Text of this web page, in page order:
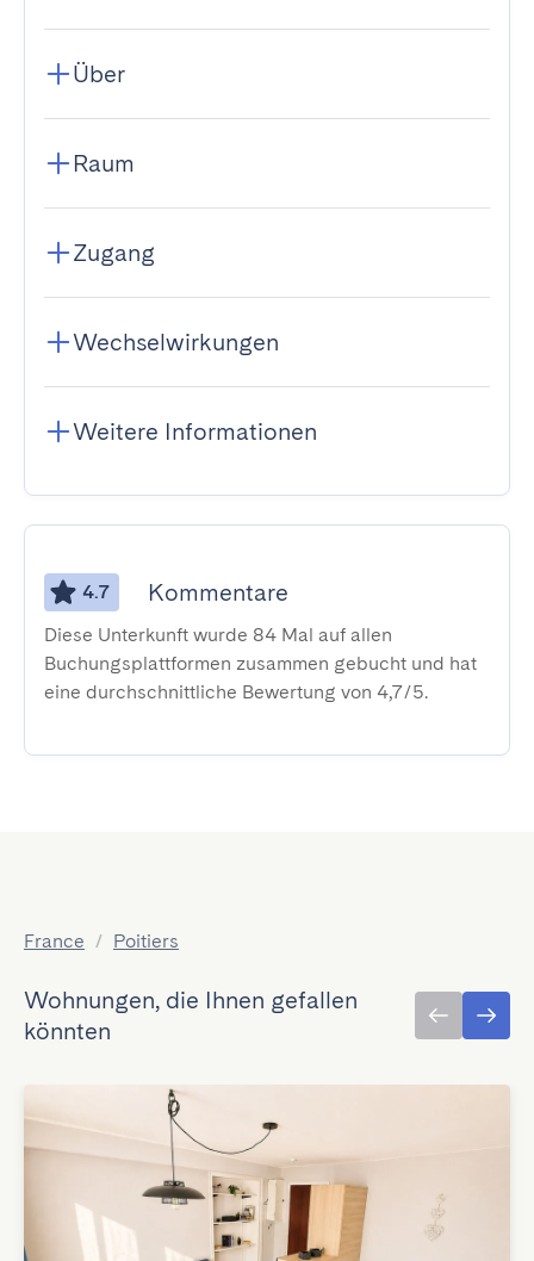
Über
Raum
Zugang
Wechselwirkungen
Weitere Informationen
4.7 Kommentare
Diese Unterkunft wurde 84 Mal auf allen
Buchungsplattformen zusammen gebucht und hat
eine durchschnittliche Bewertung von 4,7/5.
France / Poitiers
Wohnungen, die Ihnen gefallen
könnten